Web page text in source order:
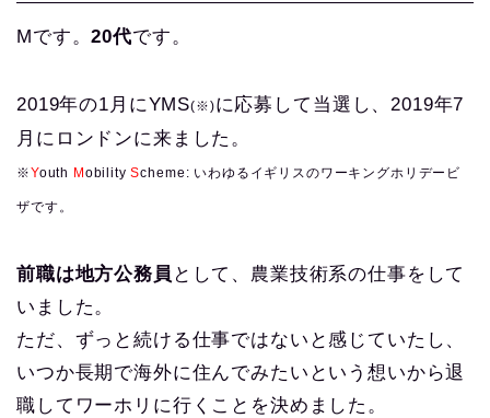
Mです。20代です。
2019年の1月にYMS(※)に応募して当選し、2019年7
月にロンドンに来ました。
※Youth M obilityScheme: いわゆるイギリスのワーキングホリデービ
ザです。
前職は地方公務員 として、農業技術系の仕事をして
いました。
ただ、ずっと続ける仕事ではないと感じていたし、
いつか長期で海外に住んでみたいという想いから退
職してワーホリに行くことを決めました。